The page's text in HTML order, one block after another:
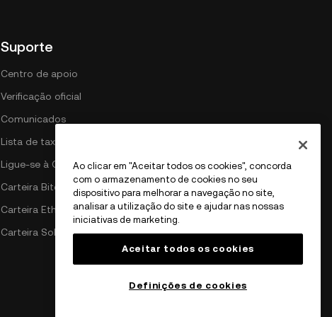
Suporte
Centro de apoio
Verificação oficial
Comunicados
Lista de taxas da DEX
Ligue-se à OKX
Carteira Bitcoin
Carteira Ethereum
Carteira Solana
Ao clicar em "Aceitar todos os cookies", concorda
com o armazenamento de cookies no seu
dispositivo para melhorar a navegação no site,
analisar a utilização do site e ajudar nas nossas
iniciativas de marketing.
Aceitar todos os cookies
Definições de cookies